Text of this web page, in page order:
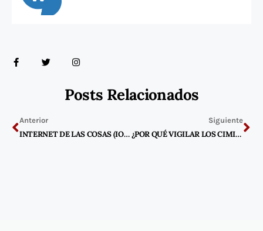
a
c
f
w
i
n
s
g
r
Posts Relacionados
Anterior
INTERNET DE LAS COSAS (IOT) Y APRENDIZAJE PROFUNDO EN LA CONSTRUCCIÓN
Siguiente
¿POR QUÉ VIGILAR LOS CIMIENTOS DE LOS AEROGENERADORES?